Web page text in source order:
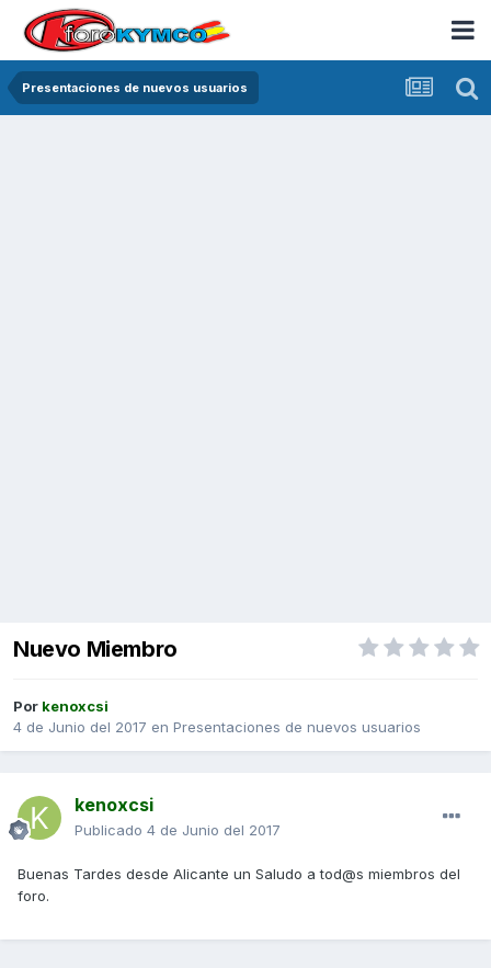
Presentaciones de nuevos usuarios
Nuevo Miembro
Por kenoxcsi
4 de Junio del 2017 en Presentaciones de nuevos usuarios
kenoxcsi
Publicado 4 de Junio del 2017
Buenas Tardes desde Alicante un Saludo a tod@s miembros del
foro.